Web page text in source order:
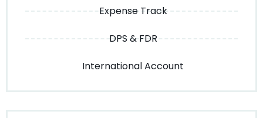
Expense Track
DPS & FDR
International Account